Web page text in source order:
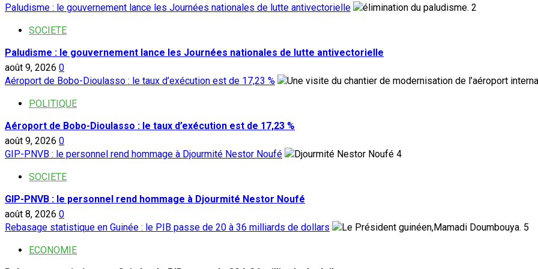
Paludisme : le gouvernement lance les Journées nationales de lutte antivectorielle
2
SOCIETE
Paludisme : le gouvernement lance les Journées nationales de lutte antivectorielle
août 9, 2026 0
Aéroport de Bobo-Dioulasso : le taux d’exécution est de 17,23 %
POLITIQUE
Aéroport de Bobo-Dioulasso : le taux d’exécution est de 17,23 %
août 9, 2026 0
GIP-PNVB : le personnel rend hommage à Djourmité Nestor Noufé
4
SOCIETE
GIP-PNVB : le personnel rend hommage à Djourmité Nestor Noufé
août 8, 2026 0
Rebasage statistique en Guinée : le PIB passe de 20 à 36 milliards de dollars
5
ECONOMIE